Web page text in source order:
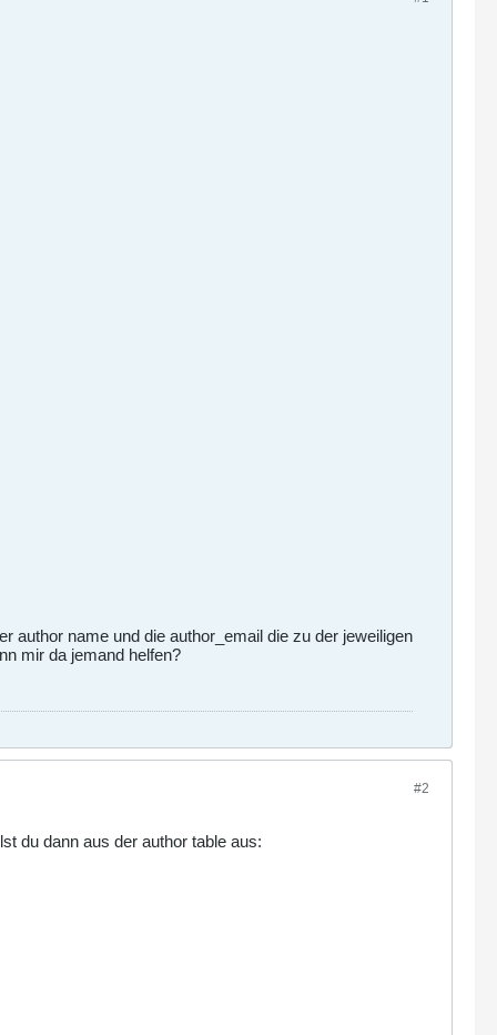
author name und die author_email die zu der jeweiligen
mir da jemand helfen?
#2
du dann aus der author table aus: